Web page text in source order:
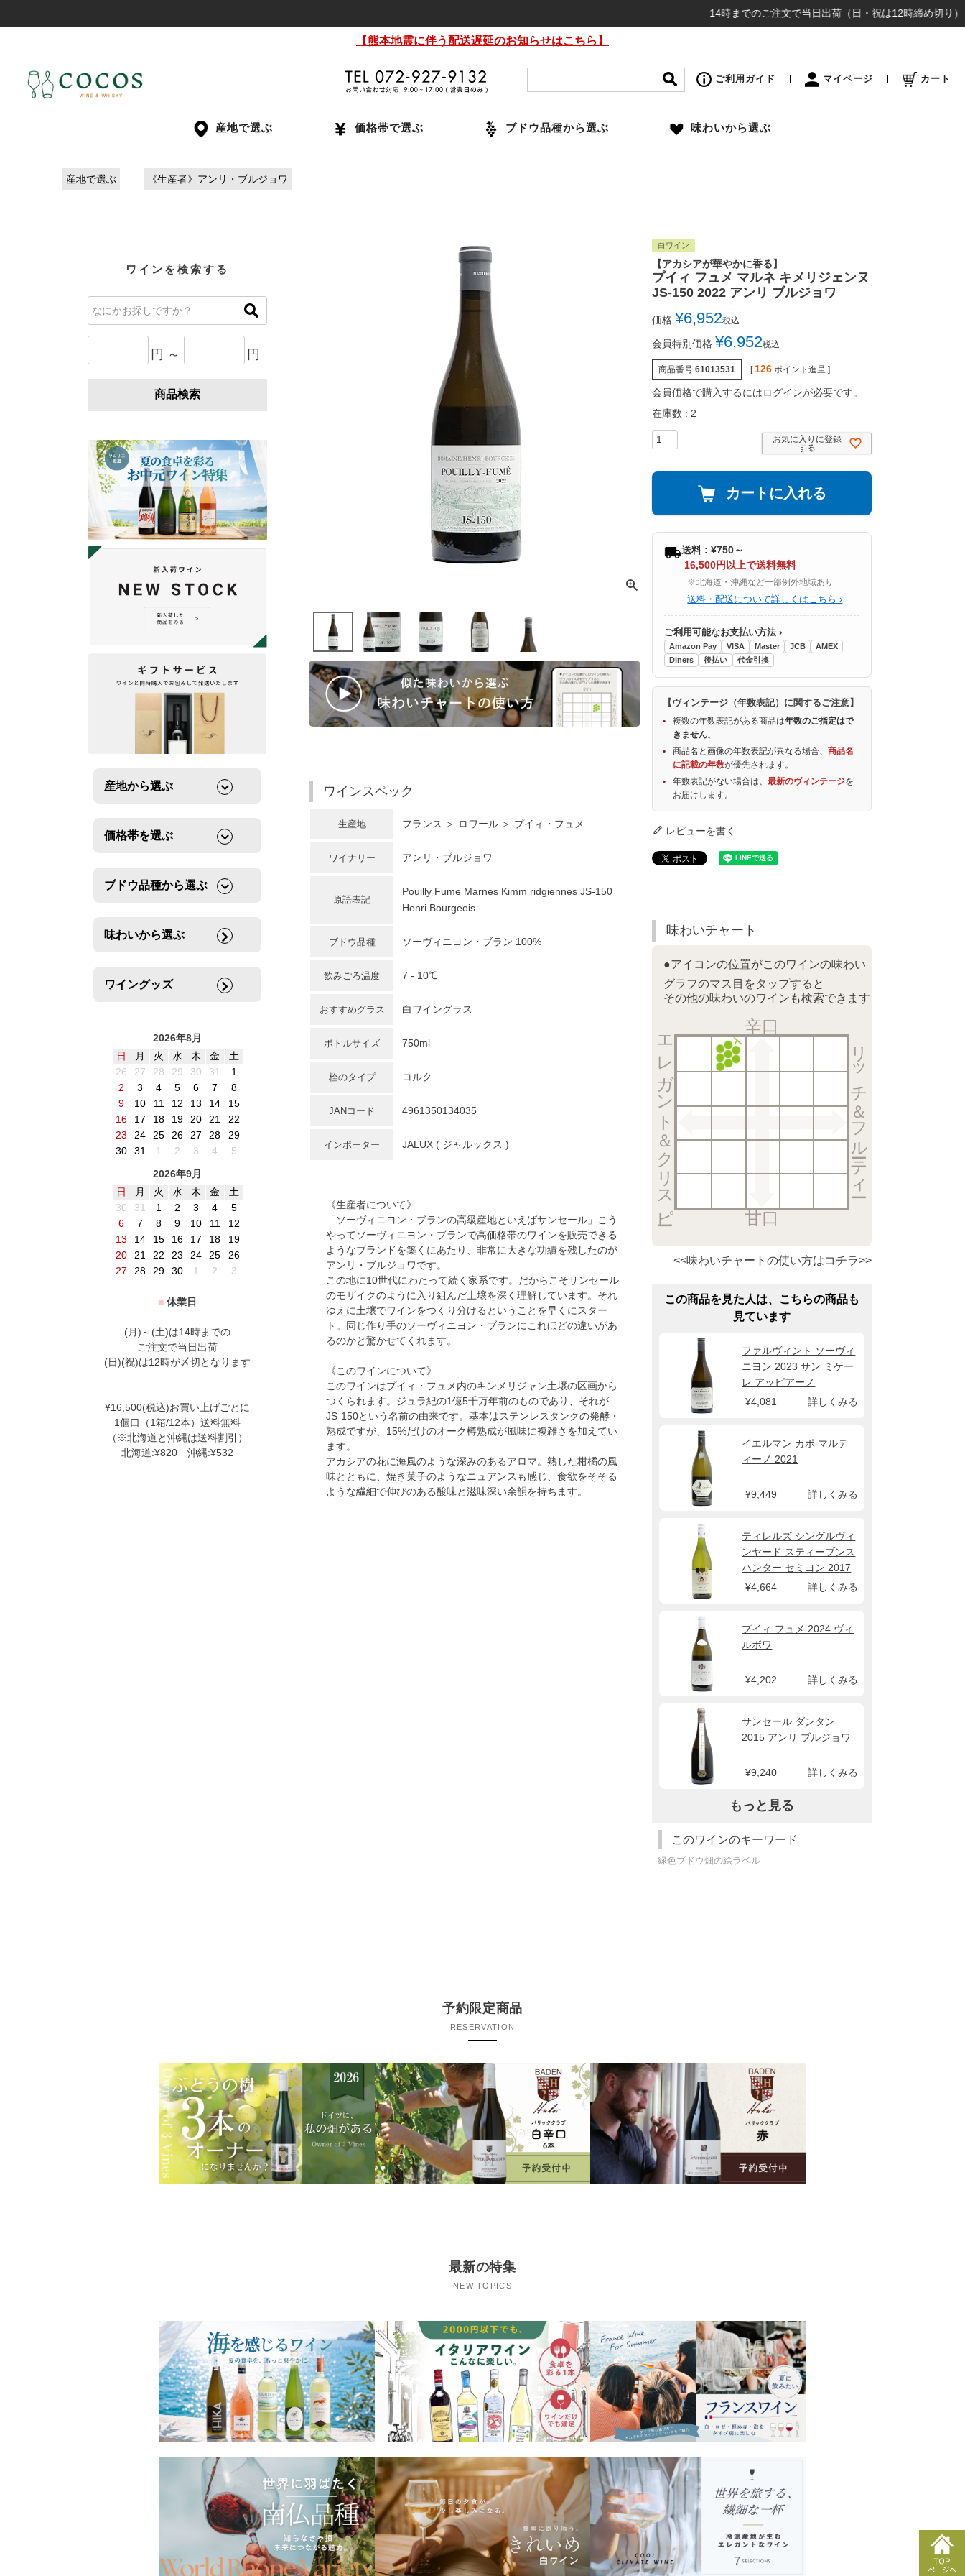
14時までのご注文で当日出荷（日・祝は12時締め切り）
【熊本地震に伴う配送遅延のお知らせはこちら】
ご利用ガイド マイページ カート
産地で選ぶ 価格帯で選ぶ ブドウ品種から選ぶ 味わいから選ぶ
産地で選ぶ 《生産者》アンリ・ブルジョワ
ワインを検索する
円 ～ 円
商品検索
産地から選ぶ
価格帯を選ぶ
ブドウ品種から選ぶ
味わいから選ぶ
ワイングッズ
2026年8月
日
月 火 水 木 金
土
26
27 28 29 30 31
1
2
3 4 5 6 7
8
9
10 11 12 13 14
15
16
17 18 19 20 21
22
23
24 25 26 27 28
29
30
31 1 2 3 4
5
2026年9月
日
月 火 水 木 金
土
30
31 1 2 3 4
5
6
7 8 9 10 11
12
13
14 15 16 17 18
19
20
21 22 23 24 25
26
27
28 29 30 1 2 3
■ 休業日
(月)～(土)は14時までの
ご注文で当日出荷
(日)(祝)は12時が〆切となります
¥16,500(税込)お買い上げごとに
1個口（1箱/12本）送料無料
（※北海道と沖縄は送料割引）
北海道:¥820 沖縄:¥532
ワインスペック
生産地 フランス ＞ ロワール ＞ プイィ・フュメ
ワイナリー アンリ・ブルジョワ
原語表記
Pouilly Fume Marnes Kimm ridgiennes JS-150
Henri Bourgeois
ブドウ品種 ソーヴィニヨン・ブラン 100%
飲みごろ温度 7 - 10℃
おすすめグラス 白ワイングラス
ボトルサイズ 750ml
栓のタイプ コルク
JANコード 4961350134035
インポーター JALUX ( ジャルックス )
《生産者について》
「ソーヴィニヨン・ブランの高級産地といえばサンセール」こう
やってソーヴィニヨン・ブランで高価格帯のワインを販売できる
ようなブランドを築くにあたり、非常に大きな功績を残したのが
アンリ・ブルジョワです。
この地に10世代にわたって続く家系です。だからこそサンセール
のモザイクのように入り組んだ土壌を深く理解しています。それ
ゆえに土壌でワインをつくり分けるということを早くにスター
ト。同じ作り手のソーヴィニヨン・ブランにこれほどの違いがあ
るのかと驚かせてくれます。
《このワインについて》
このワインはプイィ・フュメ内のキンメリジャン土壌の区画から
つくられます。ジュラ紀の1億5千万年前のものであり、それが
JS-150という名前の由来です。基本はステンレスタンクの発酵・
熟成ですが、15%だけのオーク樽熟成が風味に複雑さを加えてい
ます。
アカシアの花に海風のような深みのあるアロマ。熟した柑橘の風
味とともに、焼き菓子のようなニュアンスも感じ、食欲をそそる
ような繊細で伸びのある酸味と滋味深い余韻を持ちます。
白ワイン
【アカシアが華やかに香る】
プイィ フュメ マルネ キメリジェンヌ
JS-150 2022 アンリ ブルジョワ
価格 ¥6,952税込
会員特別価格 ¥6,952税込
商品番号 61013531 [ 126 ポイント進呈 ]
会員価格で購入するにはログインが必要です。
在庫数
2
お気に入りに登録
する
カートに入れる
送料 : ¥750～
16,500円以上で送料無料
※北海道・沖縄など一部例外地域あり
送料・配送について詳しくはこちら ›
ご利用可能なお支払い方法 ›
Amazon Pay VISA Master JCB
AMEX
Diners
後払い 代金引換
【ヴィンテージ（年数表記）に関するご注意】
複数の年数表記がある商品は年数のご指定はで
きません。
商品名と画像の年数表記が異なる場合、商品名
に記載の年数が優先されます。
年数表記がない場合は、最新のヴィンテージを
お届けします。
レビューを書く
味わいチャート
●アイコンの位置がこのワインの味わい
グラフのマス目をタップすると
その他の味わいのワインも検索できます
辛口
リッチ＆フルーティー
甘口
エレガント＆クリスピー
<<味わいチャートの使い方はコチラ>>
この商品を見た人は、こちらの商品も
見ています
ファルヴィント ソーヴィ
ニヨン 2023 サン ミケー
レ アッピアーノ
¥4,081
詳しくみる
イエルマン カポ マルテ
ィーノ 2021
¥9,449 詳しくみる
ティレルズ シングルヴィ
ンヤード スティーブンス
ハンター セミヨン 2017
¥4,664
詳しくみる
プイィ フュメ 2024 ヴィ
ルボワ
¥4,202 詳しくみる
サンセール ダンタン
2015 アンリ ブルジョワ
¥9,240 詳しくみる
もっと見る
このワインのキーワード
緑色ブドウ畑の絵ラベル
予約限定商品
RESERVATION
最新の特集
NEW TOPICS